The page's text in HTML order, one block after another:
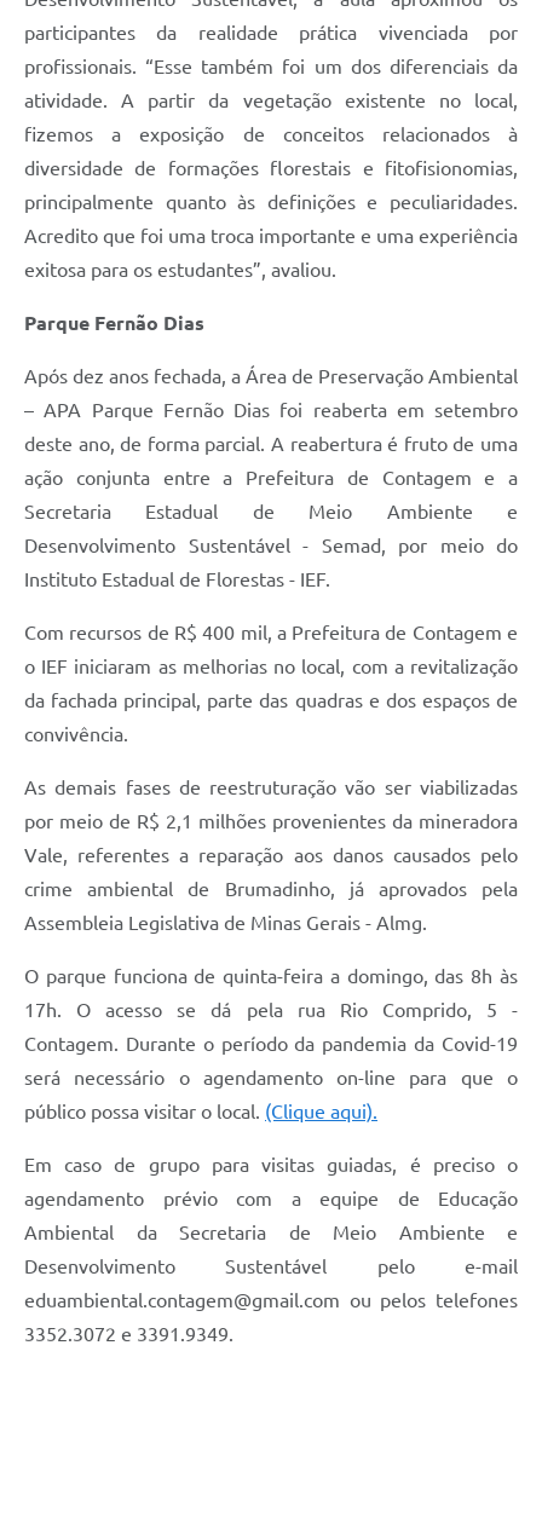
participantes da realidade prática vivenciada por
profissionais. “Esse também foi um dos diferenciais da
atividade. A partir da vegetação existente no local,
fizemos a exposição de conceitos relacionados à
diversidade de formações florestais e fitofisionomias,
principalmente quanto às definições e peculiaridades.
Acredito que foi uma troca importante e uma experiência
exitosa para os estudantes”, avaliou.
Parque Fernão Dias
Após dez anos fechada, a Área de Preservação Ambiental
– APA Parque Fernão Dias foi reaberta em setembro
deste ano, de forma parcial. A reabertura é fruto de uma
ação conjunta entre a Prefeitura de Contagem e a
Secretaria Estadual de Meio Ambiente e
Desenvolvimento Sustentável - Semad, por meio do
Instituto Estadual de Florestas - IEF.
Com recursos de R$ 400 mil, a Prefeitura de Contagem e
o IEF iniciaram as melhorias no local, com a revitalização
da fachada principal, parte das quadras e dos espaços de
convivência.
As demais fases de reestruturação vão ser viabilizadas
por meio de R$ 2,1 milhões provenientes da mineradora
Vale, referentes a reparação aos danos causados pelo
crime ambiental de Brumadinho, já aprovados pela
Assembleia Legislativa de Minas Gerais - Almg.
O parque funciona de quinta-feira a domingo, das 8h às
17h. O acesso se dá pela rua Rio Comprido, 5 -
Contagem. Durante o período da pandemia da Covid-19
será necessário o agendamento on-line para que o
público possa visitar o local. (Clique aqui).
Em caso de grupo para visitas guiadas, é preciso o
agendamento prévio com a equipe de Educação
Ambiental da Secretaria de Meio Ambiente e
Desenvolvimento Sustentável pelo e-mail
eduambiental.contagem@gmail.com ou pelos telefones
3352.3072 e 3391.9349.